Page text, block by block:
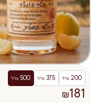
500 מ"ל 375 מ"ל 200 מ"ל
₪181